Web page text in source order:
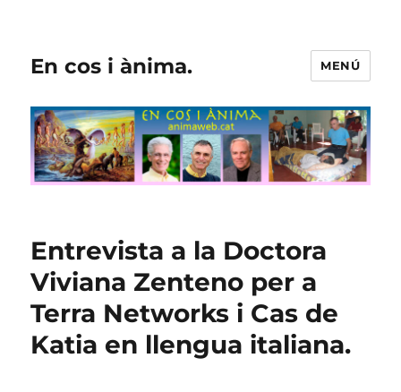
En cos i ànima. MENÚ
Entrevista a la Doctora
Viviana Zenteno per a
Terra Networks i Cas de
Katia en llengua italiana.